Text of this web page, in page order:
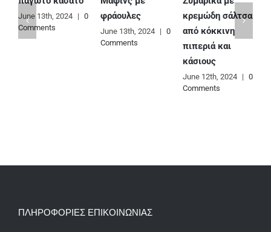
June 13th, 2024 | 0
Comments
φράουλες
June 13th, 2024 | 0
Comments
κρεμώδη σάλτσα
από κόκκινη
πιπεριά και
κάσιους
June 12th, 2024 | 0
Comments
ΠΛΗΡΟΦΟΡΙΕΣ ΕΠΙΚΟΙΝΩΝΙΑΣ